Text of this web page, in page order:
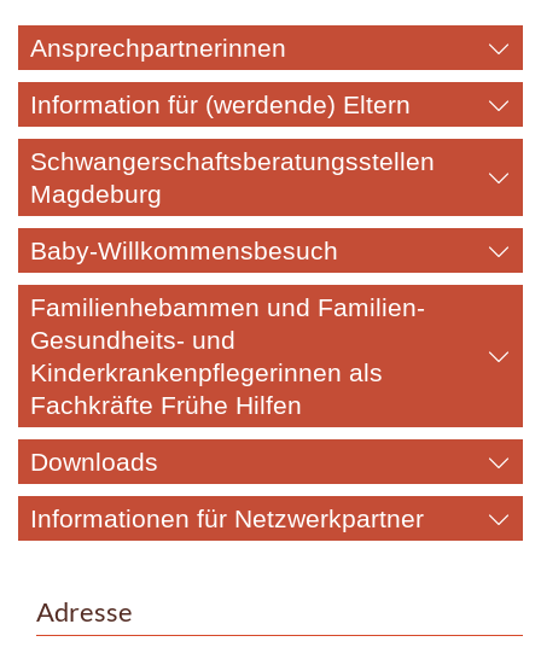
Ansprechpartnerinnen
Information für (werdende) Eltern
Schwangerschaftsberatungsstellen
Magdeburg
Baby-Willkommensbesuch
Familienhebammen und Familien-
Gesundheits- und
Kinderkrankenpflegerinnen als
Fachkräfte Frühe Hilfen
Downloads
Informationen für Netzwerkpartner
Adresse